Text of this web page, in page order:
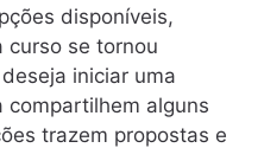
disponíveis,
curso se tornou
iniciar uma
compartilhem alguns
trazem propostas e